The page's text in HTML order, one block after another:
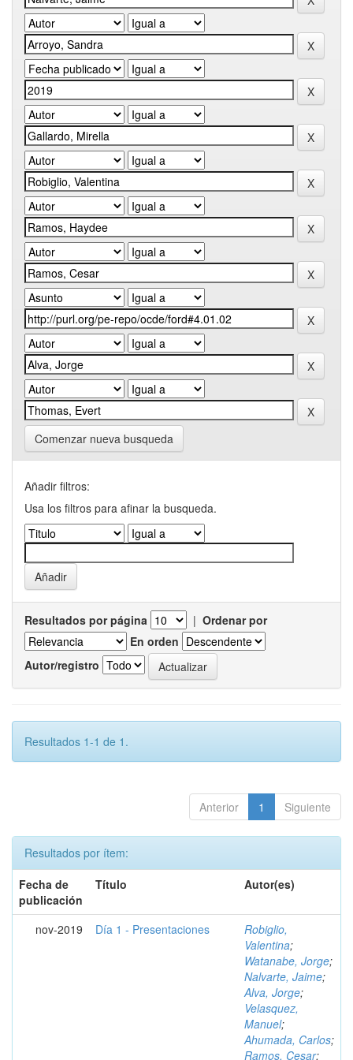
Comenzar nueva busqueda
Añadir filtros:
Usa los filtros para afinar la busqueda.
Resultados por página | Ordenar por
En orden
Autor/registro
Resultados 1-1 de 1.
Anterior 1 Siguiente
Resultados por ítem:
Fecha de
publicación
Título Autor(es)
nov-2019 Día 1 - Presentaciones
Robiglio,
Valentina;
Watanabe, Jorge;
Nalvarte, Jaime;
Alva, Jorge;
Velasquez,
Manuel;
Ahumada, Carlos;
Ramos, Cesar;